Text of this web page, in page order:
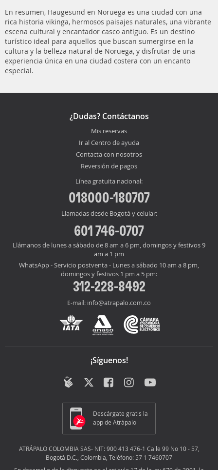
En resumen, Haugesund en Noruega es una ciudad con una
rica historia vikinga, hermosos paisajes naturales, una vibrante
escena cultural y encantador casco antiguo. Es un destino
turístico ideal para aquellos que buscan sumergirse en la
cultura y la belleza natural de Noruega, y disfrutar de una
experiencia única en una ciudad costera con un encanto
especial.
¿Dudas? Contáctanos
Mis reservas
Ir al Centro de ayuda
Contacta con nosotros
Reversión de pagos
Línea gratuita nacional:
018000-180707
Llamadas desde Bogotá y celular:
601 746-0707
Llámanos de lunes a sábado de 8 am a 6 pm, domingos y festivos 9
am a 1 pm
WhatsApp - Servicio postventa - Lunes a sábado 10 am a 8 pm,
domingos y festivos 1 pm a 5 pm:
312-228-8492
E-mail: info@atrapalo.com.co
¡Síguenos!
Descárgate gratis la
app de Atrápalo
ATRÁPALO COLOMBIA SAS- NIT: 900 413 476-1 Calle 99 No 10 - 57,
Bogotá D.C., Colombia, Teléfono: 57 1 7460707